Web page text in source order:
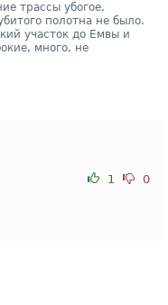
трассы убогое.
полотна не было.
участок до Емвы и
много, не
1 0